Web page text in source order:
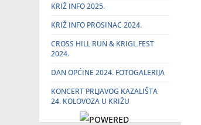
KRIŽ INFO 2025.
KRIŽ INFO PROSINAC 2024.
CROSS HILL RUN & KRIGL FEST
2024.
DAN OPĆINE 2024. FOTOGALERIJA
KONCERT PRLJAVOG KAZALIŠTA
24. KOLOVOZA U KRIŽU